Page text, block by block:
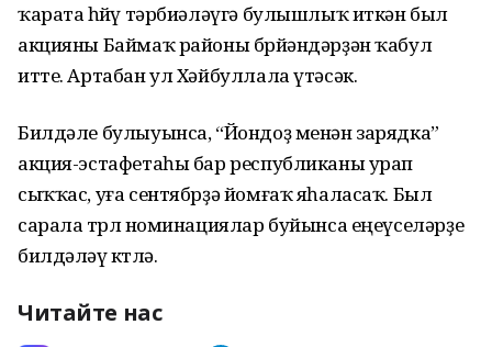
ҡарата һөйөү тәрбиәләүгә булышлыҡ иткән был
акцияны Баймаҡ районы бөрйәндәрҙән ҡабул
итте. Артабан ул Хәйбуллала үтәсәк.
Билдәле булыуынса, “Йондоҙ менән зарядка”
акция-эстафетаһы бар республиканы урап
сыҡҡас, уға сентябрҙә йомғаҡ яһаласаҡ. Был
сарала төрлө номинациялар буйынса еңеүселәрҙе
билдәләү көтөлә.
Читайте нас